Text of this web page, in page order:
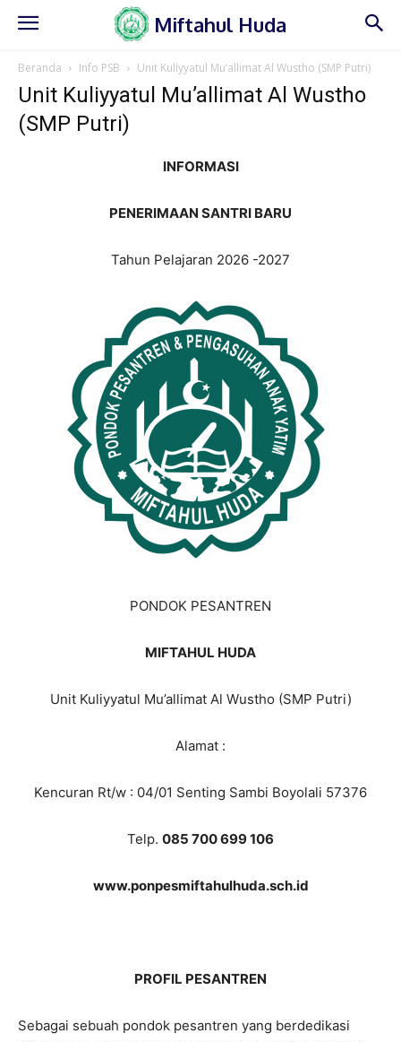
Miftahul Huda
Beranda Info PSB Unit Kuliyyatul Mu’allimat Al Wustho (SMP Putri)
Unit Kuliyyatul Mu’allimat Al Wustho
(SMP Putri)
INFORMASI
PENERIMAAN SANTRI BARU
Tahun Pelajaran 2026 -2027
PONDOK PESANTREN
MIFTAHUL HUDA
Unit Kuliyyatul Mu’allimat Al Wustho (SMP Putri)
Alamat :
Kencuran Rt/w : 04/01 Senting Sambi Boyolali 57376
Telp. 085 700 699 106
www.ponpesmiftahulhuda.sch.id
PROFIL PESANTREN
Sebagai sebuah pondok pesantren yang berdedikasi